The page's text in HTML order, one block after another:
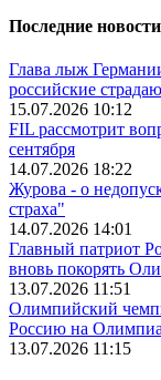
Последние
Глава лыж
российские
15.07.2026 10:12
FIL рассмотрит
сентября
14.07.2026 18:22
Журова - о
страха"
14.07.2026 14:01
Главный патриот
вновь покорять
13.07.2026 11:51
Олимпийский
Россию на
13.07.2026 11:15